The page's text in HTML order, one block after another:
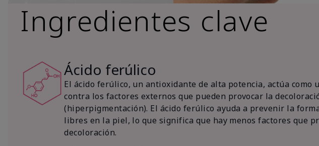
Ingredientes clave
Ácido ferúlico
El ácido ferúlico, un antioxidante de alta potencia, actúa como
contra los factores externos que pueden provocar la
(hiperpigmentación). El ácido ferúlico ayuda a prevenir la
libres en la piel, lo que significa que hay menos factores que
decoloración.